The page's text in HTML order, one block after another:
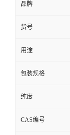
品牌
货号
用途
包装规格
纯度
CAS编号